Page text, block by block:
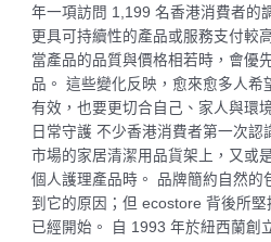
年一項訪問 1,199 名香港消費者的
更具可持續性的產品或服務支付較
當產品的品質與價格相若時，會優
品。 這些變化反映，愈來愈多人希
有效，也要更切合自己、家人與環
日常守護 不少香港消費者第一次
市場的家居清潔用品貨架上，又或
個人護理產品時。 品牌簡約自然的
到它的原因；但 ecostore 背後所
已經開始。 自 1993 年於紐西蘭創